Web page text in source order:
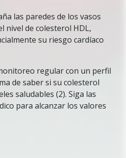
las paredes de los vasos
nivel de colesterol HDL,
su riesgo cardíaco
regular con un perfil
de saber si su colesterol
saludables (2). Siga las
para alcanzar los valores